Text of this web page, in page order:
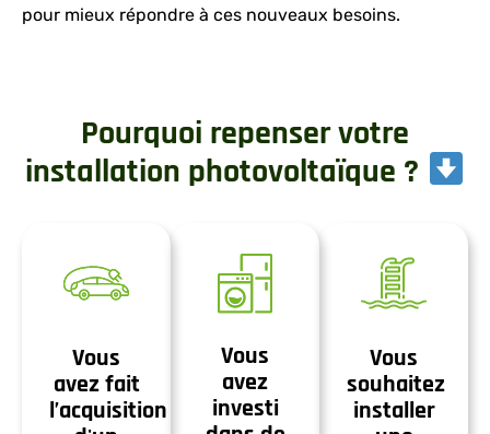
pour mieux répondre à ces nouveaux besoins.
Pourquoi repenser votre
installation photovoltaïque ?
Vous
avez fait
l’acquisition
Vous
avez
investi
Vous
souhaitez
installer